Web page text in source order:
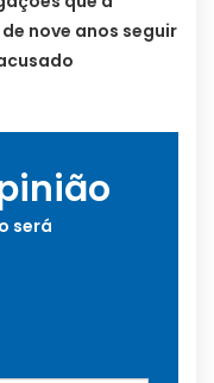
nove anos seguir
será